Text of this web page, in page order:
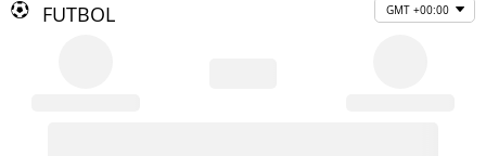
FUTBOL GMT +00:00